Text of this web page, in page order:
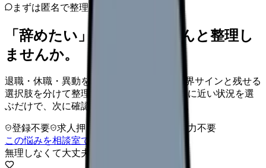
まずは匿名で整理
「辞めたい」を、カンゴさんと整理し
ませんか。
退職・休職・異動を急いで決める前に、限界サインと残せる
選択肢を分けて整理します。 「辞めたい」に近い状況を選
ぶだけで、次に確認することまで進めます。
登録不要 求人押し売りなし
病院名は入力不要
この悩みを相談室で整理する
無理しなくて大丈夫